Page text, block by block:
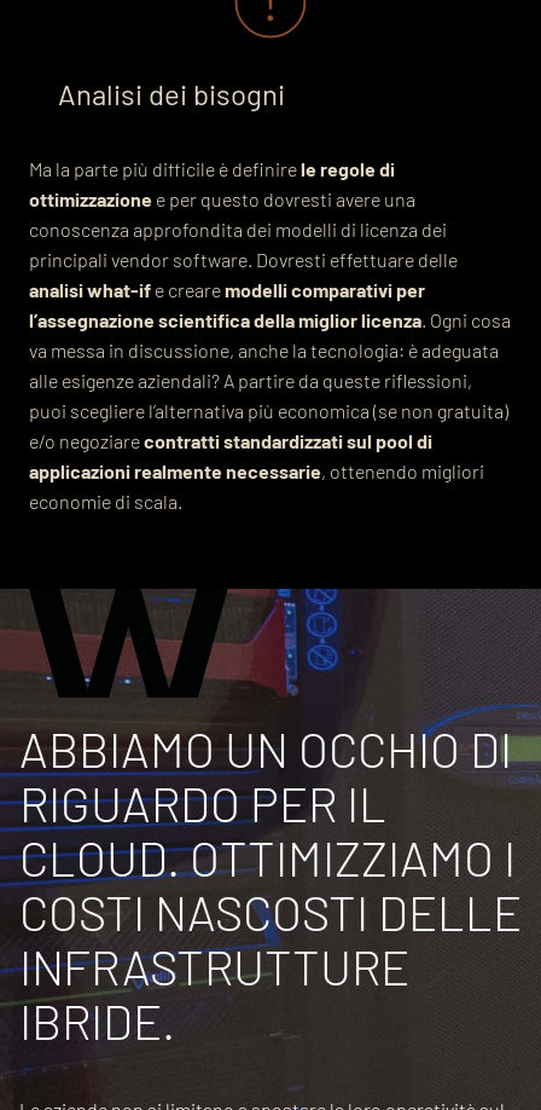
Analisi dei bisogni
Ma la parte più difficile è definirele regole di
ottimizzazione e per questo dovresti avere una
conoscenza approfondita dei modelli di licenza dei
principali vendor software. Dovresti effettuare delle
analisi what-if e crearemodelli comparativi per
l’assegnazione scientifica della miglior licenza. Ogni cosa
va messa in discussione, anche la tecnologia: è adeguata
alle esigenze aziendali? A partire da queste riflessioni,
puoi scegliere l’alternativa più economica (se non gratuita)
e/o negoziarecontratti standardizzati sul pool di
applicazioni realmente necessarie, ottenendo migliori
economie di scala.
ABBIAMO UN OCCHIO DI
RIGUARDO PER IL
CLOUD. OTTIMIZZIAMO I
COSTI NASCOSTI DELLE
INFRASTRUTTURE
IBRIDE.